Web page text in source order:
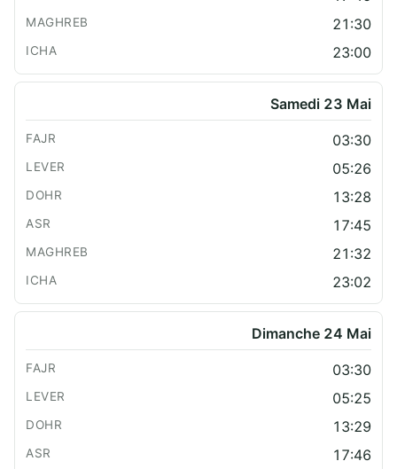
21:30
23:00
Samedi 23 Mai
03:30
05:26
13:28
17:45
21:32
23:02
Dimanche 24 Mai
03:30
05:25
13:29
17:46